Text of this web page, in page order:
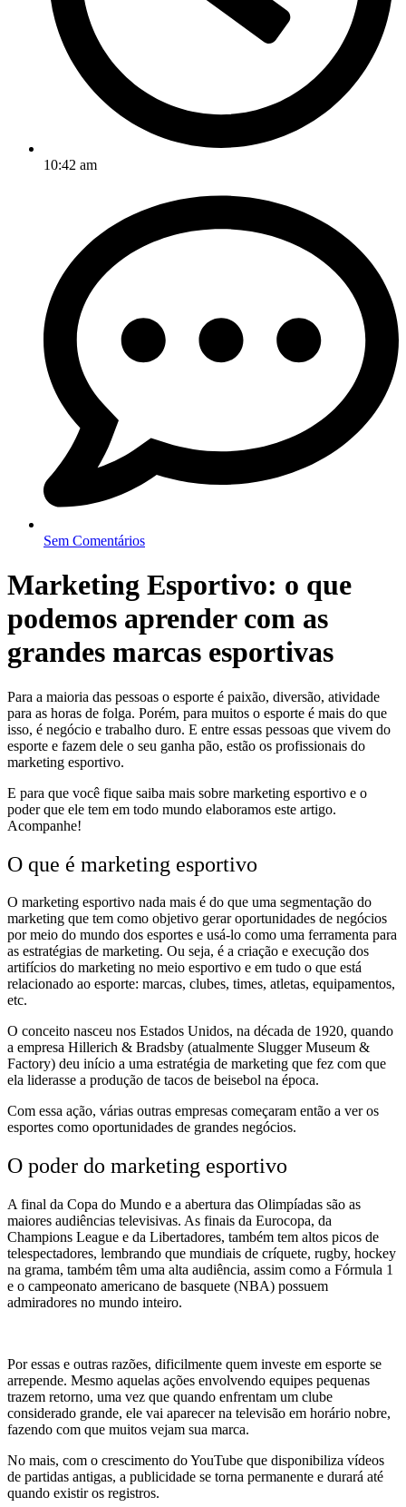
10:42 am
Sem Comentários
Marketing Esportivo: o que
podemos aprender com as
grandes marcas esportivas
Para a maioria das pessoas o esporte é paixão, diversão, atividade
para as horas de folga. Porém, para muitos o esporte é mais do que
isso, é negócio e trabalho duro. E entre essas pessoas que vivem do
esporte e fazem dele o seu ganha pão, estão os profissionais do
marketing esportivo.
E para que você fique saiba mais sobre marketing esportivo e o
poder que ele tem em todo mundo elaboramos este artigo.
Acompanhe!
O que é marketing esportivo
O marketing esportivo nada mais é do que uma segmentação do
marketing que tem como objetivo gerar oportunidades de negócios
por meio do mundo dos esportes e usá-lo como uma ferramenta para
as estratégias de marketing. Ou seja, é a criação e execução dos
artifícios do marketing no meio esportivo e em tudo o que está
relacionado ao esporte: marcas, clubes, times, atletas, equipamentos,
etc.
O conceito nasceu nos Estados Unidos, na década de 1920, quando
a empresa Hillerich & Bradsby (atualmente Slugger Museum &
Factory) deu início a uma estratégia de marketing que fez com que
ela liderasse a produção de tacos de beisebol na época.
Com essa ação, várias outras empresas começaram então a ver os
esportes como oportunidades de grandes negócios.
O poder do marketing esportivo
A final da Copa do Mundo e a abertura das Olimpíadas são as
maiores audiências televisivas. As finais da Eurocopa, da
Champions League e da Libertadores, também tem altos picos de
telespectadores, lembrando que mundiais de críquete, rugby, hockey
na grama, também têm uma alta audiência, assim como a Fórmula 1
e o campeonato americano de basquete (NBA) possuem
admiradores no mundo inteiro.
Por essas e outras razões, dificilmente quem investe em esporte se
arrepende. Mesmo aquelas ações envolvendo equipes pequenas
trazem retorno, uma vez que quando enfrentam um clube
considerado grande, ele vai aparecer na televisão em horário nobre,
fazendo com que muitos vejam sua marca.
No mais, com o crescimento do YouTube que disponibiliza vídeos
de partidas antigas, a publicidade se torna permanente e durará até
quando existir os registros.